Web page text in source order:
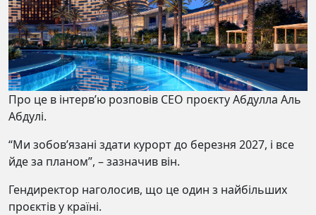
Про це в інтерв’ю розповів СЕО проєкту Абдулла Аль
Абдулі.
“Ми зобов’язані здати курорт до березня 2027, і все
йде за планом”, – зазначив він.
Гендиректор наголосив, що це один з найбільших
проєктів у країні.